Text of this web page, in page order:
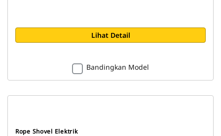
Lihat Detail
Bandingkan Model
Rope Shovel Elektrik